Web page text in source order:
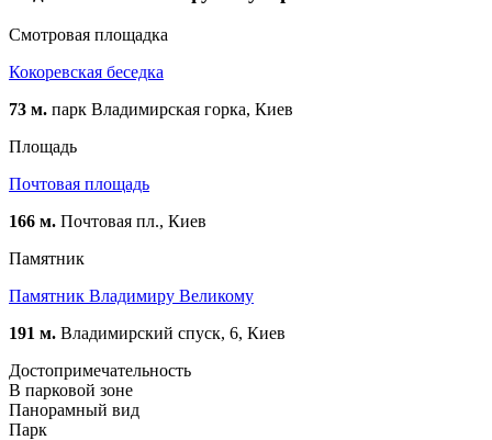
Смотровая площадка
Кокоревская беседка
73 м. парк Владимирская горка, Киев
Площадь
Почтовая площадь
166 м. Почтовая пл., Киев
Памятник
Памятник Владимиру Великому
191 м. Владимирский спуск, 6, Киев
Достопримечательность
В парковой зоне
Панорамный вид
Парк